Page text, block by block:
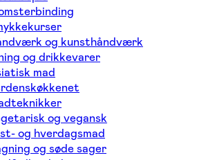
og kunsthåndværk
og drikkevarer
mad
og vegansk
og hverdagsmad
og søde sager